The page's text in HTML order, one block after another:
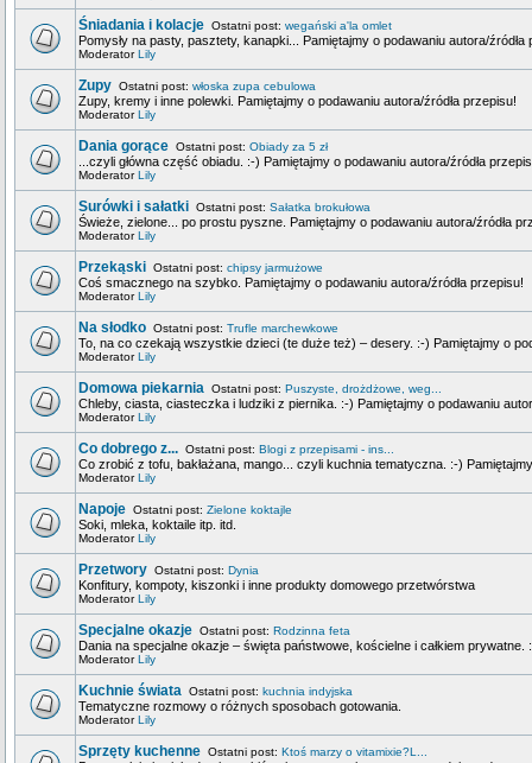
Śniadania i kolacje Ostatni post: wegański a'la omlet
Pomysły na pasty, pasztety, kanapki... Pamiętajmy o podawaniu autora/źródła
ModeratorLily
Zupy Ostatni post: włoska zupa cebulowa
Zupy, kremy i inne polewki. Pamiętajmy o podawaniu autora/źródła przepisu!
ModeratorLily
Dania gorące Ostatni post: Obiady za 5 zł
...czyli główna część obiadu. :-) Pamiętajmy o podawaniu autora/źródła
ModeratorLily
Surówki i sałatki Ostatni post: Sałatka brokułowa
Świeże, zielone... po prostu pyszne. Pamiętajmy o podawaniu autora/źródła
ModeratorLily
Przekąski Ostatni post: chipsy jarmużowe
Coś smacznego na szybko. Pamiętajmy o podawaniu autora/źródła przepisu!
ModeratorLily
Na słodko Ostatni post: Trufle marchewkowe
To, na co czekają wszystkie dzieci (te duże też) – desery. :-) Pamiętajmy o
ModeratorLily
Domowa piekarnia Ostatni post: Puszyste, drożdżowe, weg...
Chleby, ciasta, ciasteczka i ludziki z piernika. :-) Pamiętajmy o podawaniu
ModeratorLily
Co dobrego z... Ostatni post: Blogi z przepisami - ins...
Co zrobić z tofu, bakłażana, mango... czyli kuchnia tematyczna. :-)
ModeratorLily
Napoje Ostatni post: Zielone koktajle
Soki, mleka, koktaile itp. itd.
ModeratorLily
Przetwory Ostatni post: Dynia
Konfitury, kompoty, kiszonki i inne produkty domowego przetwórstwa
ModeratorLily
Specjalne okazje Ostatni post: Rodzinna feta
Dania na specjalne okazje – święta państwowe, kościelne i całkiem
ModeratorLily
Kuchnie świata Ostatni post: kuchnia indyjska
Tematyczne rozmowy o różnych sposobach gotowania.
ModeratorLily
Sprzęty kuchenne Ostatni post: Ktoś marzy o vitamixie?L...